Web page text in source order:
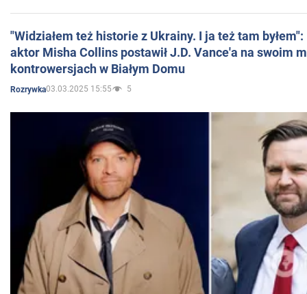
"Widziałem też historie z Ukrainy. I ja też tam
aktor Misha Collins postawił J.D. Vance'a na swoim
kontrowersjach w Białym Domu
Rozrywka03.03.2025 15:55 5